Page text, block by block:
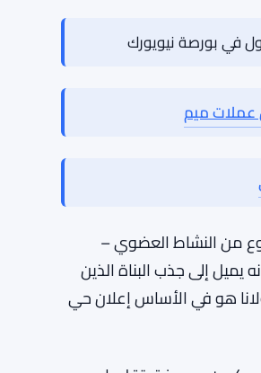
بالأشياء عليها.
في بورصة نيويورك
عملات ميم